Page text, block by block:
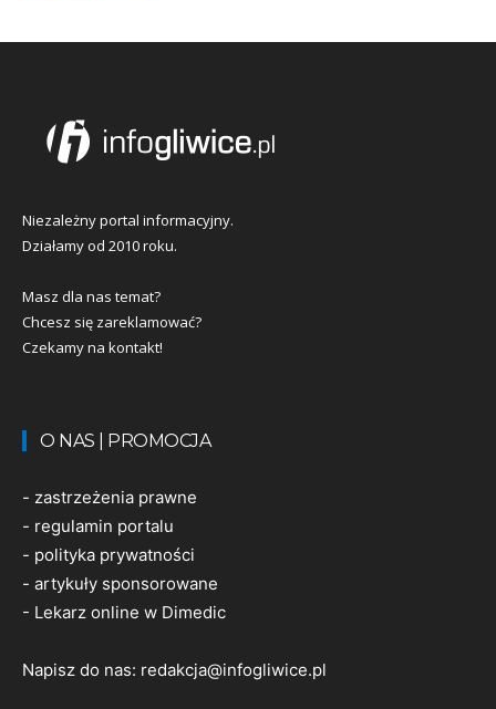
Niezależny portal informacyjny.
Działamy od 2010 roku.
Masz dla nas temat?
Chcesz się zareklamować?
Czekamy na kontakt!
O NAS | PROMOCJA
- zastrzeżenia prawne
- regulamin portalu
- polityka prywatności
- artykuły sponsorowane
- Lekarz online w Dimedic
Napisz do nas: redakcja@infogliwice.pl